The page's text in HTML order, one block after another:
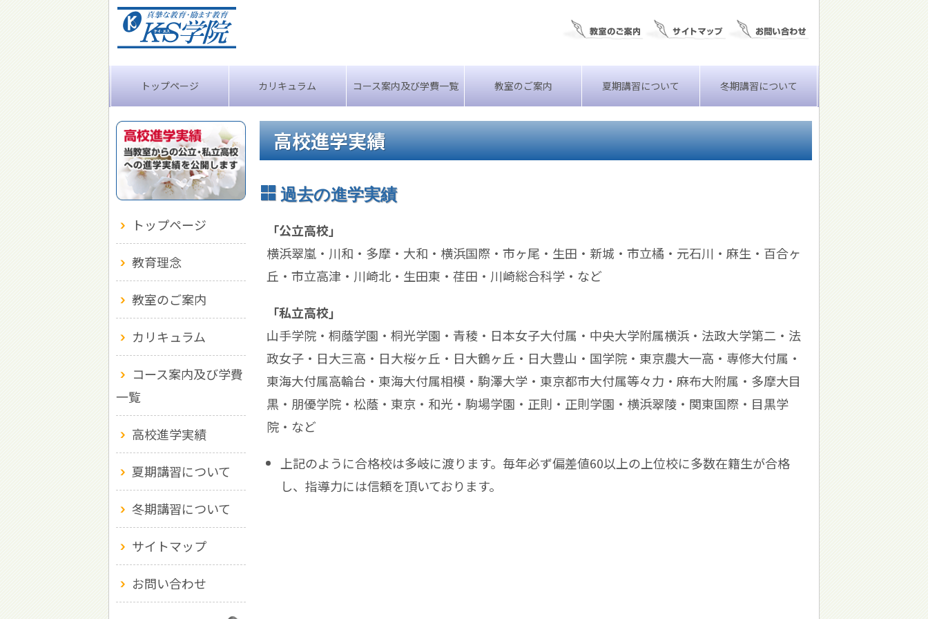
トップページ カリキュラム コース案内及び学費一覧 教室のご案内 夏期講習について 冬期講習について
高校進学実績
過去の進学実績
「公立高校」
横浜翠嵐・川和・多摩・大和・横浜国際・市ヶ尾・生田・新城・市立橘・元石川・麻生・百合ヶ
丘・市立高津・川崎北・生田東・荏田・川崎総合科学・など
「私立高校」
山手学院・桐蔭学園・桐光学園・青稜・日本女子大付属・中央大学附属横浜・法政大学第二・法
政女子・日大三高・日大桜ヶ丘・日大鶴ヶ丘・日大豊山・国学院・東京農大一高・専修大付属・
東海大付属高輪台・東海大付属相模・駒澤大学・東京都市大付属等々力・麻布大附属・多摩大目
黒・朋優学院・松蔭・東京・和光・駒場学園・正則・正則学園・横浜翠陵・関東国際・目黒学
院・など
上記のように合格校は多岐に渡ります。毎年必ず偏差値60以上の上位校に多数在籍生が合格
し、指導力には信頼を頂いております。
トップページ
教育理念
教室のご案内
カリキュラム
コース案内及び学費
一覧
高校進学実績
夏期講習について
冬期講習について
サイトマップ
お問い合わせ